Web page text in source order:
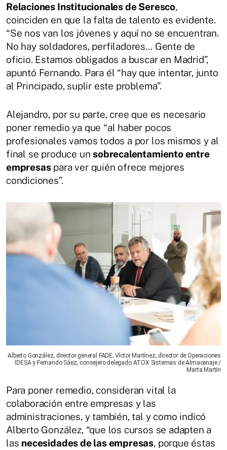
Relaciones Institucionales de Seresco,
coinciden en que la falta de talento es evidente.
“Se nos van los jóvenes y aquí no se encuentran.
No hay soldadores, perfiladores… Gente de
oficio. Estamos obligados a buscar en Madrid”,
apuntó Fernando. Para él “hay que intentar, junto
al Principado, suplir este problema”.
Alejandro, por su parte, cree que es necesario
poner remedio ya que “al haber pocos
profesionales vamos todos a por los mismos y al
final se produce unsobrecalentamiento entre
empresaspara ver quién ofrece mejores
condiciones”.
Alberto González, director general FADE; Víctor Martínez, director de Operaciones
IDESA y Fernando Sáez, consejero delegado ATOX Sistemas de Almacenaje /
Marta Martín
Para poner remedio, consideran vital la
colaboración entre empresas y las
administraciones, y también, tal y como indicó
Alberto González, “que los cursos se adapten a
las necesidades de las empresas, porque éstas